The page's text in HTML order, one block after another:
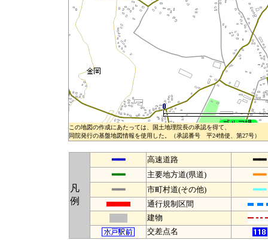
この地図の作成にあたっては、国土地理院長の承認を得て、
同院発行の基盤地図情報を使用した。（承認番号 平24情使、第27号）
凡
例
━━ 高速道路
━━
━━
主要地方道(県道)
━━
━━
市町村道(その他) ━━
通行規制区間
建物
交差点名